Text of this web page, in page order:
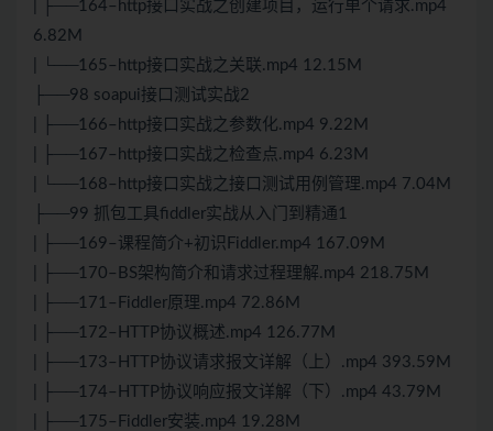
| ├──164–http接口实战之创建项目，运行单个请求.mp4
6.82M
| └──165–http接口实战之关联.mp4 12.15M
├──98 soapui接口测试实战2
| ├──166–http接口实战之参数化.mp4 9.22M
| ├──167–http接口实战之检查点.mp4 6.23M
| └──168–http接口实战之接口测试用例管理.mp4 7.04M
├──99 抓包工具fiddler实战从入门到精通1
| ├──169–课程简介+初识Fiddler.mp4 167.09M
| ├──170–BS架构简介和请求过程理解.mp4 218.75M
| ├──171–Fiddler原理.mp4 72.86M
| ├──172–HTTP协议概述.mp4 126.77M
| ├──173–HTTP协议请求报文详解（上）.mp4 393.59M
| ├──174–HTTP协议响应报文详解（下）.mp4 43.79M
| ├──175–Fiddler安装.mp4 19.28M